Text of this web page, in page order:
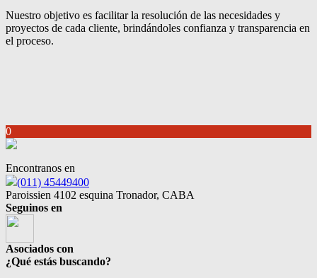
Nuestro objetivo es facilitar la resolución de las necesidades y
proyectos de cada cliente, brindándoles confianza y transparencia en
el proceso.
0
Encontranos en
(011) 45449400
Paroissien 4102 esquina Tronador, CABA
Seguinos en
Asociados con
¿Qué estás buscando?